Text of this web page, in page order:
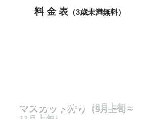
料 金 表 （3歳未満無料）
マスカット 狩り
（9月上旬～